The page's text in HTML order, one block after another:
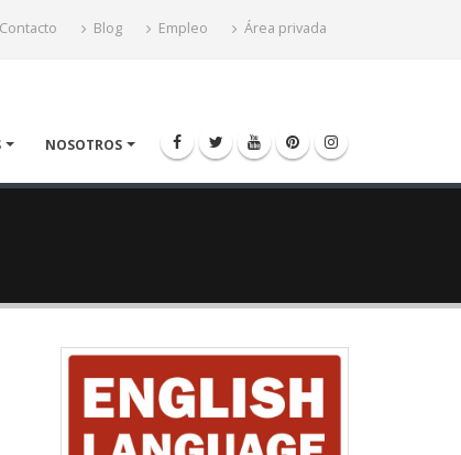
Contacto Blog Empleo Área privada
NOSOTROS